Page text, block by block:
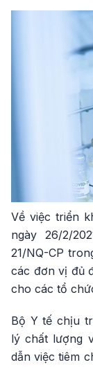
Về việc triển
ngày 26/2/
21/NQ-CP
các đơn vị đủ
cho các tổ
Bộ Y tế chịu
lý chất lượng
dẫn việc tiêm